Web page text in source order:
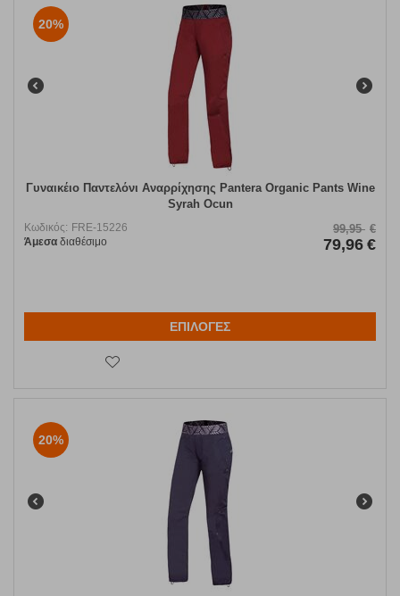
20%
Γυναικέιο Παντελόνι Αναρρίχησης Pantera Organic Pants Wine
Syrah Ocun
Κωδικός: FRE-15226
Άμεσα διαθέσιμο
99,95 €
79,96 €
ΕΠΙΛΟΓΕΣ
20%